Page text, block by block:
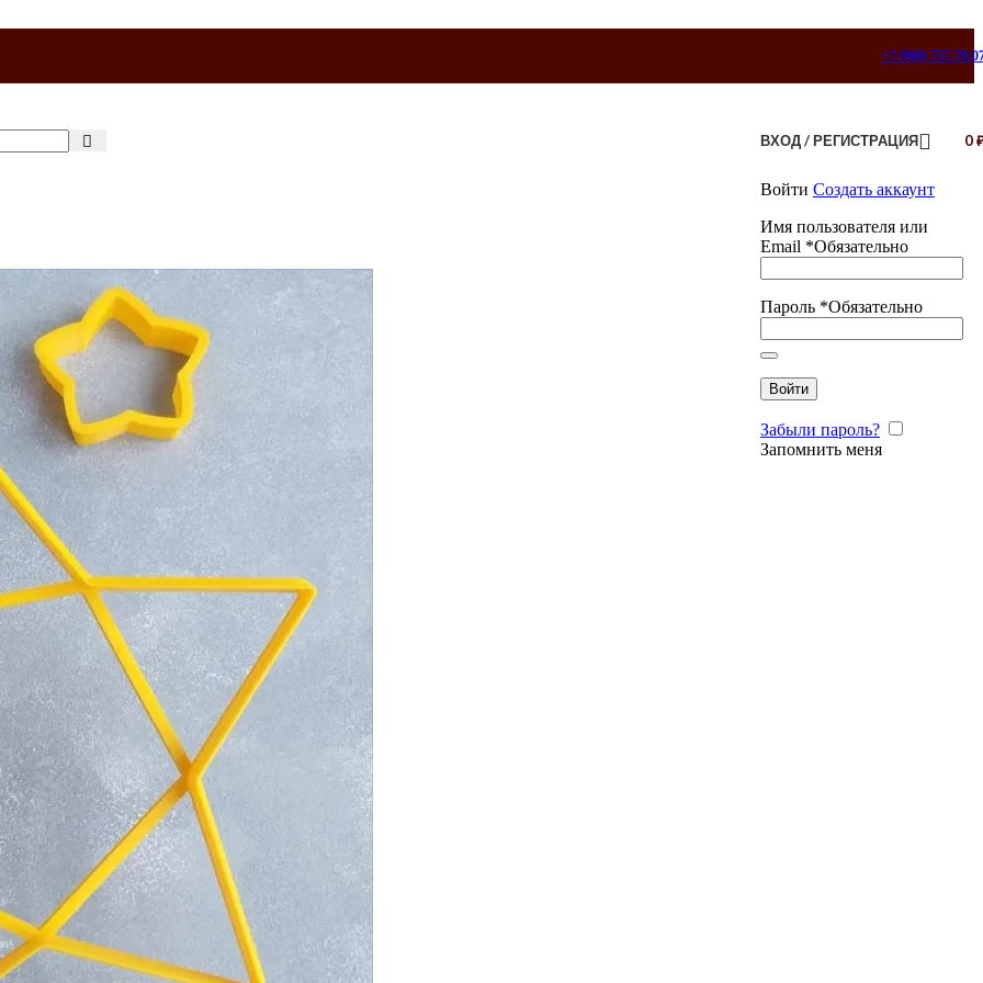
+7 (960) 757-70-
ВХОД / РЕГИСТРАЦИЯ
Войти Создать аккаунт
Имя пользователя или
Email *Обязательно
Пароль *Обязательно
Войти
Забыли пароль?
Запомнить меня
0